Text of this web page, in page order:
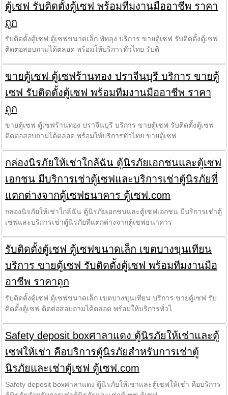
ตู้เซฟ รับติดตั้งตู้เซฟ พร้อมทีมงานมืออาชีพ ราคา
ถูก
รับติดตั้งตู้เซฟ ตู้เซฟขนาดเล็ก พัทลุง บริการ ขายตู้เซฟ รับติดตั้งตู้เซฟ
ติดต่อสอบถามได้ตลอด พร้อมให้บริการทั่วไทย รับติ
ขายตู้เซฟ ตู้เซฟร้านทอง ปราจีนบุรี บริการ ขายตู้
เซฟ รับติดตั้งตู้เซฟ พร้อมทีมงานมืออาชีพ ราคา
ถูก
ขายตู้เซฟ ตู้เซฟร้านทอง ปราจีนบุรี บริการ ขายตู้เซฟ รับติดตั้งตู้เซฟ
ติดต่อสอบถามได้ตลอด พร้อมให้บริการทั่วไทย ขายตู้เซฟ
กล่องนิรภัยให้เช่าใกล้ฉัน ตู้นิรภัยเอกชนและตู้เซฟ
เอกชน มีบริการเช่าตู้เซฟและบริการเช่าตู้นิรภัยที่
แตกต่างจากตู้เซฟธนาคาร ตู้เซฟ.com
กล่องนิรภัยให้เช่าใกล้ฉัน ตู้นิรภัยเอกชนและตู้เซฟเอกชน มีบริการเช่าตู้
เซฟและบริการเช่าตู้นิรภัยที่แตกต่างจากตู้เซฟธนาคาร
รับติดตั้งตู้เซฟ ตู้เซฟขนาดเล็ก เขตบางขุนเทียน
บริการ ขายตู้เซฟ รับติดตั้งตู้เซฟ พร้อมทีมงานมือ
อาชีพ ราคาถูก
รับติดตั้งตู้เซฟ ตู้เซฟขนาดเล็ก เขตบางขุนเทียน บริการ ขายตู้เซฟ รับ
ติดตั้งตู้เซฟ ติดต่อสอบถามได้ตลอด พร้อมให้บริการทั่วไ
Safety deposit boxศาลาแดง ตู้นิรภัยให้เช่าและตู้
เซฟให้เช่า คือบริการตู้นิรภัยสำหรับการเช่าตู้
นิรภัยและเช่าตู้เซฟ ตู้เซฟ.com
Safety deposit boxศาลาแดง ตู้นิรภัยให้เช่าและตู้เซฟให้เช่า คือบริการ